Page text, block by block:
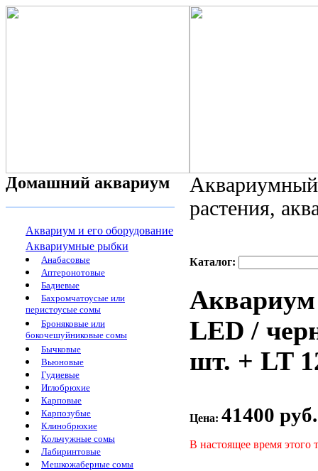
Домашний аквариум
Аквариум и его оборудование
Аквариумные рыбки
Анабасовые
Аптеронотовые
Бадиевые
Бахромчатоусые или
перистоусые сомы
Броняковые или
бокочешуйниковые сомы
Бычковые
Вьюновые
Гудиевые
Иглобрюхие
Карповые
Карпозубые
Клинобрюхие
Кольчужные сомы
Лабиринтовые
Мешкожаберные сомы
растения,
Каталог:
Аквариум
LED /
шт. + LT
Цена: 41400 руб.
В настоящее время этого